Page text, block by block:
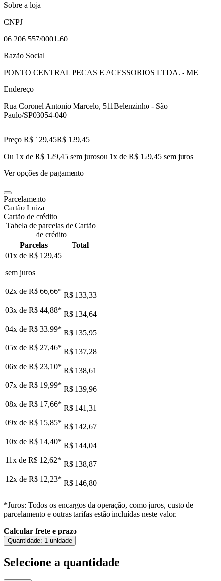
Sobre a loja
CNPJ
06.206.557/0001-60
Razão Social
PONTO CENTRAL PECAS E ACESSORIOS LTDA. - ME
Endereço
Rua Coronel Antonio Marcelo, 511Belenzinho - São
Paulo/SP03054-040
Preço R$ 129,45R$ 129,45
Ou 1x de R$ 129,45 sem jurosou 1x de R$ 129,45 sem juros
Ver opções de pagamento
Parcelamento
Cartão Luiza
Cartão de crédito
Tabela de parcelas de Cartão
de crédito
Parcelas
Total
01x de R$ 129,45
sem juros
02x de R$ 66,66* R$ 133,33
03x de R$ 44,88* R$ 134,64
04x de R$ 33,99* R$ 135,95
05x de R$ 27,46* R$ 137,28
06x de R$ 23,10* R$ 138,61
07x de R$ 19,99* R$ 139,96
08x de R$ 17,66* R$ 141,31
09x de R$ 15,85* R$ 142,67
10x de R$ 14,40* R$ 144,04
11x de R$ 12,62* R$ 138,87
12x de R$ 12,23* R$ 146,80
*Juros: Todos os encargos da operação, como juros, custo de
parcelamento e outras tarifas estão incluídas neste valor.
Calcular frete e prazo
Quantidade: 1 unidade
Selecione a quantidade